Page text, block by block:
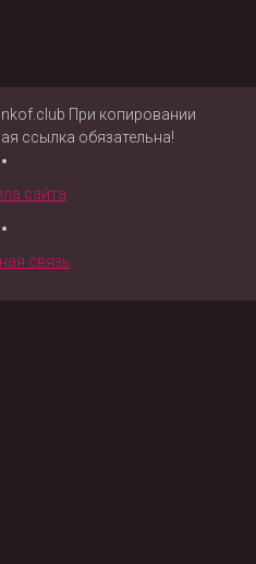
При копировании
ссылка обязательна!
сайта
связь